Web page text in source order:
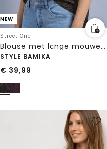
NEW
Street One
Blouse met lange mouwen, split in de hals en print
STYLE BAMIKA
€ 39,99